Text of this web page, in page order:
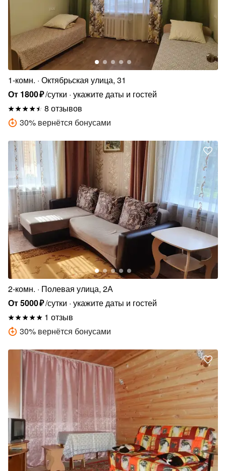
1-комн. Октябрьская улица, 31
От 1800₽/сутки укажите даты и гостей
8 отзывов
30% вернётся бонусами
2-комн.
Полевая улица, 2А
От5000₽/сутки укажите даты и гостей
1 отзыв
30% вернётся бонусами